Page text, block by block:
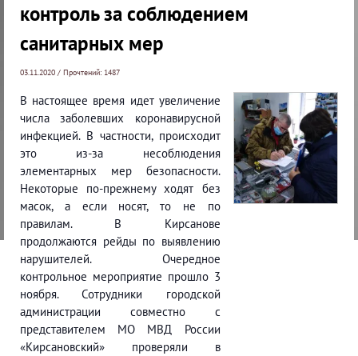
контроль за соблюдением
санитарных мер
03.11.2020 / Прочтений: 1487
В настоящее время идет увеличение
числа заболевших коронавирусной
инфекцией. В частности, происходит
это из-за несоблюдения
элементарных мер безопасности.
Некоторые по-прежнему ходят без
масок, а если носят, то не по
правилам. В Кирсанове
продолжаются рейды по выявлению
нарушителей. Очередное
контрольное мероприятие прошло 3
ноября. Сотрудники городской
администрации совместно с
представителем МО МВД России
«Кирсановский» проверяли в